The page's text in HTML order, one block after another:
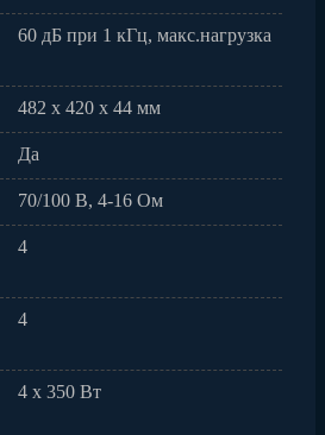
60 дБ при 1 кГц, макс.нагрузка
482 x 420 x 44 мм
Да
70/100 В, 4-16 Ом
4
4
4 x 350 Вт